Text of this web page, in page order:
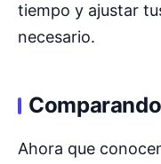
tiempo y ajustar
necesario.
Ahora que